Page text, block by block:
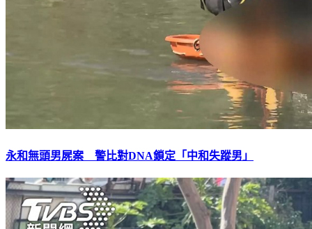
永和無頭男屍案 警比對DNA鎖定「中和失蹤男」